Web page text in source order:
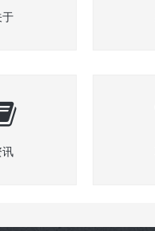
于
讯